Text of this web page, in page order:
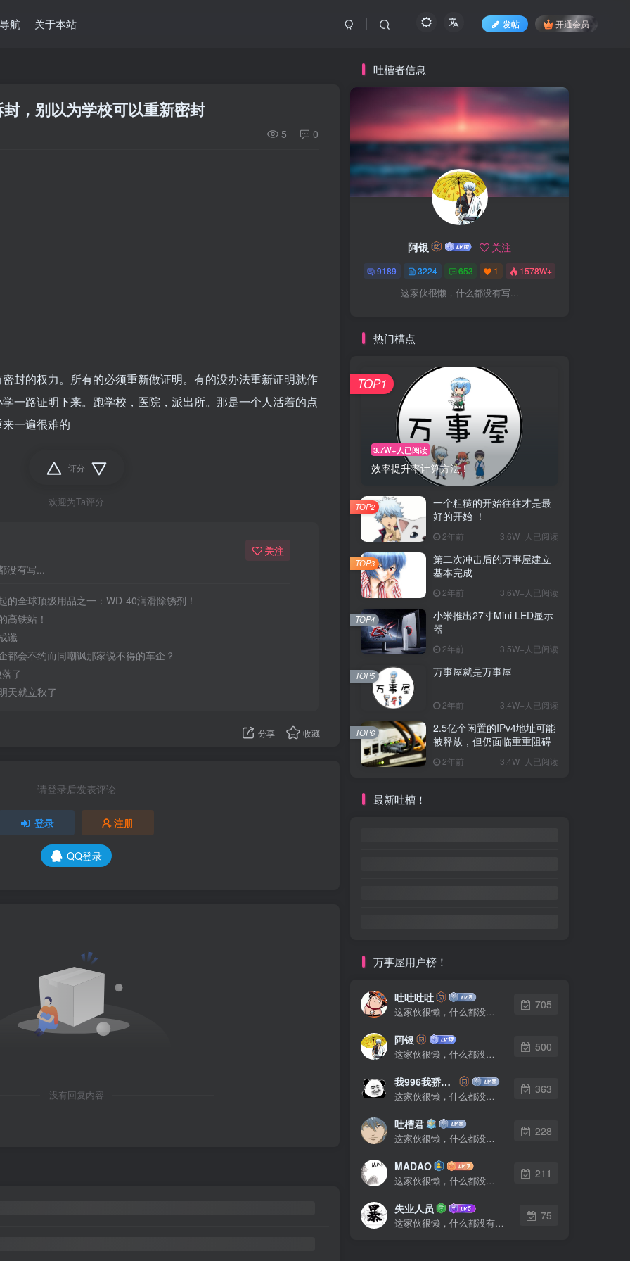
航 关于本站 发帖 开通会员
，别以为学校可以重新密封
5 0
封的权力。所有的必须重新做证明。有的没办法重新证明就作
一路证明下来。跑学校，医院，派出所。那是一个人活着的点
一遍很难的
评分
欢迎为Ta评分
没有写...
关注
的全球顶级用品之一：WD-40润滑除锈剂！
高铁站！
谶
都会不约而同嘲讽那家说不得的车企？
了
天就立秋了
分享 收藏
请登录后发表评论
登录 注册
QQ登录
没有回复内容
吐槽者信息
阿银 关注
9189 3224 653 1 1578W+
这家伙很懒，什么都没有写...
热门槽点
3.7W+人已阅读
效率提升率计算方法！
TOP1
一个粗糙的开始往往才是最
好的开始 ！
2年前 3.6W+人已阅读
TOP2
第二次冲击后的万事屋建立
基本完成
2年前 3.6W+人已阅读
TOP3
小米推出27寸Mini LED显示
器
2年前 3.5W+人已阅读
TOP4
万事屋就是万事屋
2年前 3.4W+人已阅读
TOP5
2.5亿个闲置的IPv4地址可能
被释放，但仍面临重重阻碍
2年前 3.4W+人已阅读
TOP6
最新吐槽！
万事屋用户榜！
吐吐吐吐
这家伙很懒，什么都没有写...
705
阿银
这家伙很懒，什么都没有写...
500
我996我骄傲了么
这家伙很懒，什么都没有写...
363
吐槽君
这家伙很懒，什么都没有写...
228
MADAO
这家伙很懒，什么都没有写...
211
失业人员
这家伙很懒，什么都没有写...
75